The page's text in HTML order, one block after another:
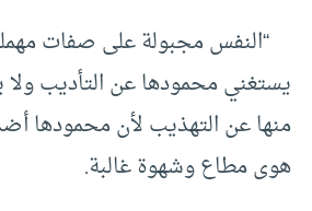
“النفس مجبولة على صفات
يستغني محمودها عن التأديب
منها عن التهذيب لأن محمودها
هوى مطاع وشهوة غالبة.